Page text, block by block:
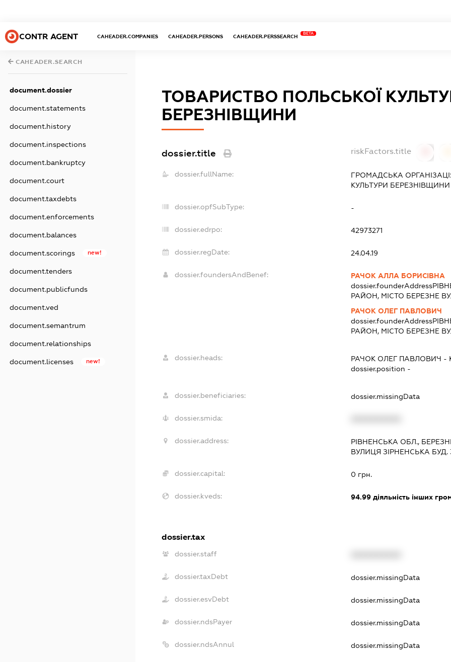
CONTR AGENT CAHEADER.COMPANIES CAHEADER.PERSONS CAHEADER.PERSSEARCH
BETA
CAHEADER.SEARCH
document.dossier
document.statements
document.history
document.inspections
document.bankruptcy
document.court
document.taxdebts
document.enforcements
document.balances
document.scorings new!
document.tenders
document.publicfunds
document.ved
document.semantrum
document.relationships
document.licenses new!
ТОВАРИСТВО ПОЛЬСЬКОЇ
БЕРЕЗНІВЩИНИ
dossier.title riskFactors.title
dossier.fullName: ГРОМАДСЬКА
КУЛЬТУРИ БЕРЕЗНІВЩИНИ
dossier.opfSubType: -
dossier.edrpo: 42973271
dossier.regDate: 24.04.19
dossier.foundersAndBenef:
РАЧОК АЛЛА БОРИСІВНА
dossier.founderAddress
РАЙОН, МІСТО БЕРЕЗНЕ
РАЧОК ОЛЕГ ПАВЛОВИЧ
dossier.founderAddress
РАЙОН, МІСТО БЕРЕЗНЕ
dossier.heads: РАЧОК ОЛЕГ ПАВЛОВИЧ -
dossier.position -
dossier.beneficiaries: dossier.missingData
dossier.smida:
dossier.address:
РІВНЕНСЬКА ОБЛ.,
ВУЛИЦЯ ЗІРНЕНСЬКА БУД.
dossier.capital: 0 грн.
dossier.kveds: 94.99 діяльність інших
dossier.tax
dossier.staff
dossier.taxDebt dossier.missingData
dossier.esvDebt dossier.missingData
dossier.ndsPayer dossier.missingData
dossier.ndsAnnul dossier.missingData